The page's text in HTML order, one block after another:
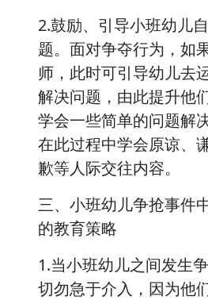
2.鼓励、引导小班幼儿
题。面对争夺行为，如
师，此时可引导幼儿去
解决问题，由此提升他
学会一些简单的问题解
在此过程中学会原谅、
歉等人际交往内容。
三、小班幼儿争抢事件
的教育策略
1.当小班幼儿之间发生
切勿急于介入，因为他